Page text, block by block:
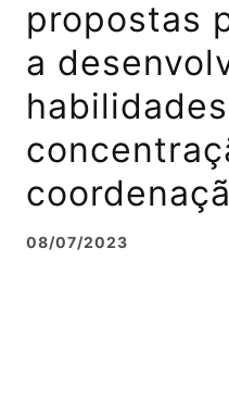
propostas
a
08/07/2023